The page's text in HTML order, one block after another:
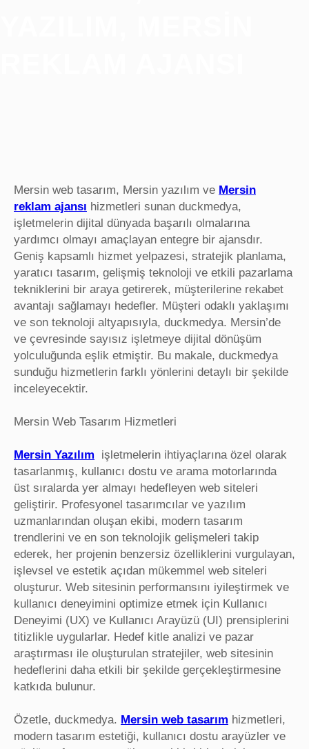
Mersin web tasarım, Mersin yazılım ve Mersin
reklam ajansı hizmetleri sunan duckmedya,
işletmelerin dijital dünyada başarılı olmalarına
yardımcı olmayı amaçlayan entegre bir ajansdır.
Geniş kapsamlı hizmet yelpazesi, stratejik planlama,
yaratıcı tasarım, gelişmiş teknoloji ve etkili pazarlama
tekniklerini bir araya getirerek, müşterilerine rekabet
avantajı sağlamayı hedefler. Müşteri odaklı yaklaşımı
ve son teknoloji altyapısıyla, duckmedya. Mersin’de
ve çevresinde sayısız işletmeye dijital dönüşüm
yolculuğunda eşlik etmiştir. Bu makale, duckmedya
sunduğu hizmetlerin farklı yönlerini detaylı bir şekilde
inceleyecektir.
Mersin Web Tasarım Hizmetleri
Mersin Yazılım işletmelerin ihtiyaçlarına özel olarak
tasarlanmış, kullanıcı dostu ve arama motorlarında
üst sıralarda yer almayı hedefleyen web siteleri
geliştirir. Profesyonel tasarımcılar ve yazılım
uzmanlarından oluşan ekibi, modern tasarım
trendlerini ve en son teknolojik gelişmeleri takip
ederek, her projenin benzersiz özelliklerini vurgulayan,
işlevsel ve estetik açıdan mükemmel web siteleri
oluşturur. Web sitesinin performansını iyileştirmek ve
kullanıcı deneyimini optimize etmek için Kullanıcı
Deneyimi (UX) ve Kullanıcı Arayüzü (UI) prensiplerini
titizlikle uygularlar. Hedef kitle analizi ve pazar
araştırması ile oluşturulan stratejiler, web sitesinin
hedeflerini daha etkili bir şekilde gerçekleştirmesine
katkıda bulunur.
Özetle, duckmedya. Mersin web tasarım hizmetleri,
modern tasarım estetiği, kullanıcı dostu arayüzler ve